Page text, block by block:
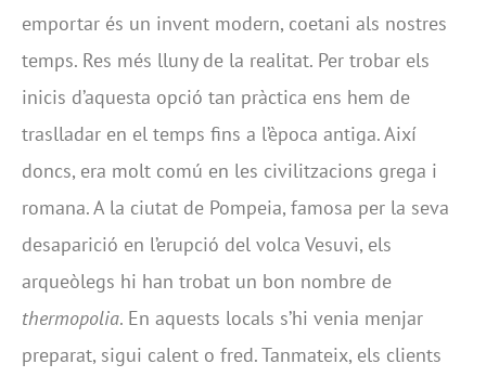
emportar és un invent modern, coetani als nostres
temps. Res més lluny de la realitat. Per trobar els
inicis d’aquesta opció tan pràctica ens hem de
traslladar en el temps fins a l’època antiga. Així
doncs, era molt comú en les civilitzacions grega i
romana. A la ciutat de Pompeia, famosa per la seva
desaparició en l’erupció del volca Vesuvi, els
arqueòlegs hi han trobat un bon nombre de
thermopolia. En aquests locals s’hi venia menjar
preparat, sigui calent o fred. Tanmateix, els clients